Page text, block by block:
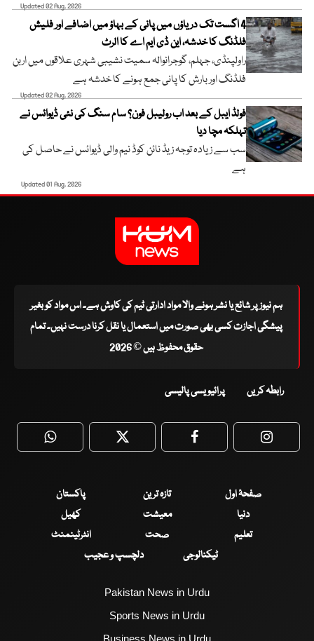
Updated 02 Aug, 2026
4 اگست تک دریاؤں میں پانی کے بہاؤ میں اضافے اور فلیش
فلڈنگ کا خدشہ، این ڈی ایم اے کا الرٹ
راولپنڈی، جہلم، گوجرانوالہ سمیت نشیبی شہری علاقوں میں اربن
فلڈنگ اور بارش کا پانی جمع ہونے کا خدشہ ہے
Updated 02 Aug, 2026
فولڈ ایبل کے بعد اب رولیبل فون؟ سام سنگ کی نئی ڈیوائس نے
تہلکہ مچا دیا
سب سے زیادہ توجہ زیڈ نائن کوڈ نیم والی ڈیوائس نے حاصل کی
ہے
Updated 01 Aug, 2026
ہم نیوز پر شائع یا نشر ہونے والا مواد ادارتی ٹیم کی کاوش ہے۔ اس مواد کو بغیر
پیشگی اجازت کسی بھی صورت میں استعمال یا نقل کرنا درست نہیں۔ تمام
حقوق محفوظ ہیں © 2026
رابطہ کریں پرائیویسی پالیسی
WhatsApp Twitter Facebook
صفحۂ اول تازہ ترین
پاکستان
دنیا
معیشت
کھیل
تعلیم
صحت
انٹرٹینمنٹ
ٹیکنالوجی
دلچسپ و عجیب
Pakistan News in Urdu
Sports News in Urdu
Business News in Urdu